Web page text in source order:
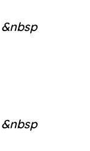
&nbsp
&nbsp